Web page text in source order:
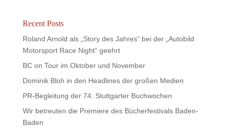
Recent Posts
Roland Arnold als „Story des Jahres“ bei der „Autobild
Motorsport Race Night“ geehrt
BC on Tour im Oktober und November
Dominik Bloh in den Headlines der großen Medien
PR-Begleitung der 74. Stuttgarter Buchwochen
Wir betreuten die Premiere des Bücherfestivals Baden-
Baden